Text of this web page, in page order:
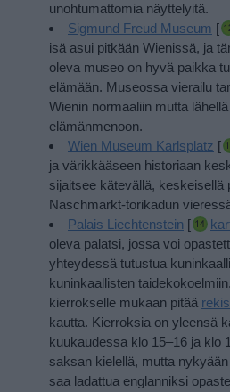
unohtumattomia näyttelyitä.
Sigmund Freud Museum [
isä asui pitkään Wienissä, ja
oleva museo on hyvä paikka
elämään. Museossa vierailu
Wienin normaaliin mutta
elämänmenoon.
Wien Museum Karlsplatz [
ja värikkääseen historiaan
sijaitsee kätevällä, keskeisellä
Naschmarkt-torikadun
Palais Liechtenstein [
oleva palatsi, jossa voi
yhteydessä tutustua
kuninkaallisten taidekokoelmiin.
kierrokselle mukaan pitää
kautta. Kierroksia on yleensä
kuukaudessa klo 15–16 ja klo
saksan kielellä, mutta
saa ladattua englanniksi